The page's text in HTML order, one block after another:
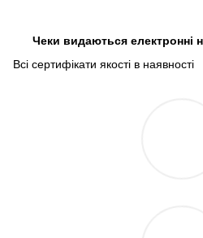
Чеки видаються електронні
Всі сертифікати якості в наявності